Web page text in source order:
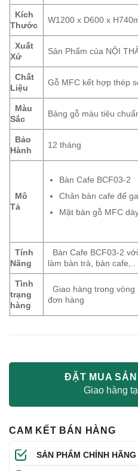
Kích
Thước
W1200 x D600 x
Xuất
Xứ
Sản Phẩm của NỘI
Chất
Liệu
Gỗ MFC kết hợp thép
Màu
Sắc
Bảng gỗ màu tiêu
Bảo
Hành
12 tháng
Mô
Tả
Bàn Cafe BCF03-2
Chân bàn cafe đế
Mặt bàn gỗ MFC
Tính
Năng
Bàn Cafe BCF03-2
làm bàn trà, bàn cafe,..
Tình
trạng
hàng
Giao hàng trong
đơn hàng
ĐẶT MUA
Giao hàng
CAM KẾT BÁN HÀNG
SẢN PHẨM CHÍNH HÃNG